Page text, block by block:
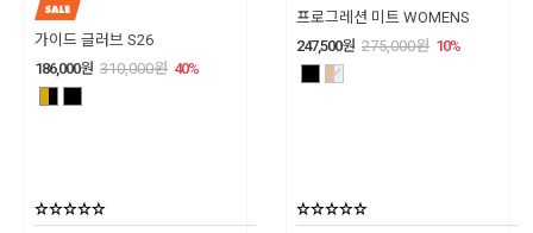
가이드 글러브 S26
186,000원 310,000원 40%
프로그레션 미트 WOMENS
247,500원 275,000원 10%